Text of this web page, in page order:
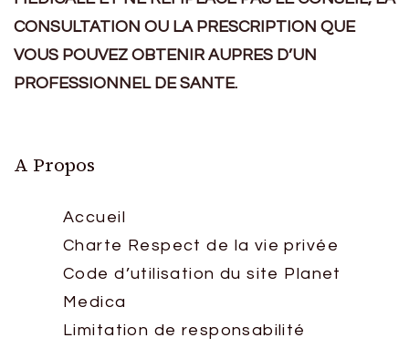
CONSULTATION OU LA PRESCRIPTION QUE
VOUS POUVEZ OBTENIR AUPRES D’UN
PROFESSIONNEL DE SANTE.
A Propos
Accueil
Charte Respect de la vie privée
Code d’utilisation du site Planet
Medica
Limitation de responsabilité